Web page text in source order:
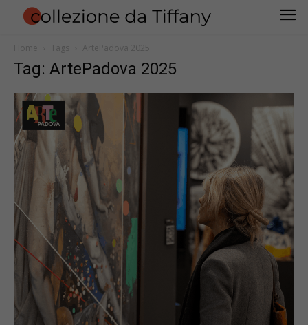
Home Tags ArtePadova 2025
Tag: ArtePadova 2025